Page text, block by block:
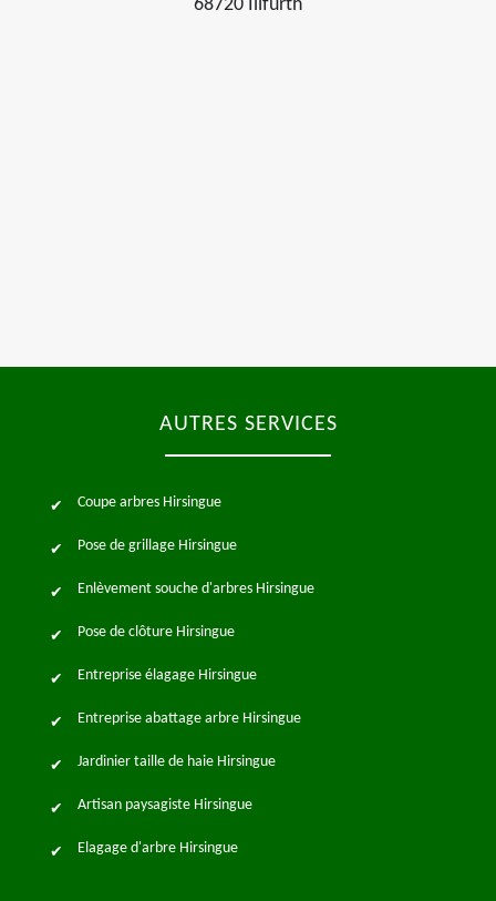
68720 Illfurth
AUTRES SERVICES
Coupe arbres Hirsingue
Pose de grillage Hirsingue
Enlèvement souche d'arbres Hirsingue
Pose de clôture Hirsingue
Entreprise élagage Hirsingue
Entreprise abattage arbre Hirsingue
Jardinier taille de haie Hirsingue
Artisan paysagiste Hirsingue
Elagage d'arbre Hirsingue